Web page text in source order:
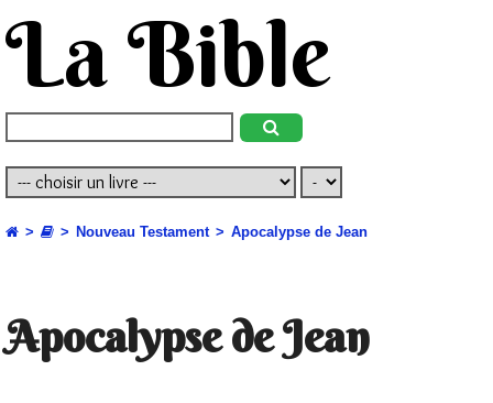
La Bible
Nouveau Testament Apocalypse de Jean
Apocalypse de Jean